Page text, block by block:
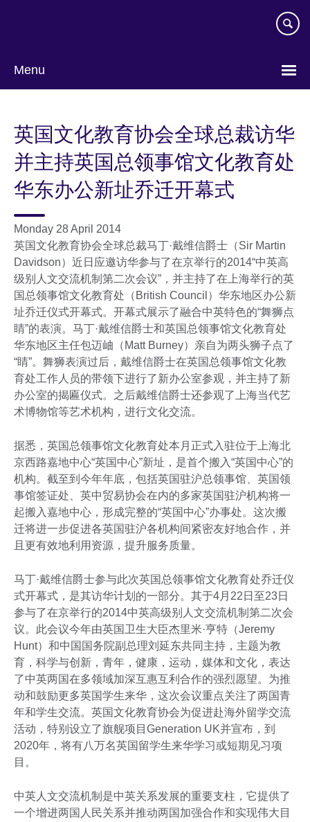
Menu
language
英国文化教育协会全球总裁访华
并主持英国总领事馆文化教育处
华东办公新址乔迁开幕式
Monday 28 April 2014
英国文化教育协会全球总裁马丁·戴维信爵士（Sir Martin
Davidson）近日应邀访华参与了在京举行的2014“中英高
级别人文交流机制第二次会议”，并主持了在上海举行的英
国总领事馆文化教育处（British Council）华东地区办公新
址乔迁仪式开幕式。开幕式展示了融合中英特色的“舞狮点
睛”的表演。马丁·戴维信爵士和英国总领事馆文化教育处
华东地区主任包迈岫（Matt Burney）亲自为两头狮子点了
“睛”。舞狮表演过后，戴维信爵士在英国总领事馆文化教
育处工作人员的带领下进行了新办公室参观，并主持了新
办公室的揭匾仪式。之后戴维信爵士还参观了上海当代艺
术博物馆等艺术机构，进行文化交流。
据悉，英国总领事馆文化教育处本月正式入驻位于上海北
京西路嘉地中心“英国中心”新址，是首个搬入“英国中心”的
机构。截至到今年年底，包括英国驻沪总领事馆、英国领
事馆签证处、英中贸易协会在内的多家英国驻沪机构将一
起搬入嘉地中心，形成完整的“英国中心”办事处。这次搬
迁将进一步促进各英国驻沪各机构间紧密友好地合作，并
且更有效地利用资源，提升服务质量。
马丁·戴维信爵士参与此次英国总领事馆文化教育处乔迁仪
式开幕式，是其访华计划的一部分。其于4月22日至23日
参与了在京举行的2014中英高级别人文交流机制第二次会
议。此会议今年由英国卫生大臣杰里米·亨特（Jeremy
Hunt）和中国国务院副总理刘延东共同主持，主题为教
育，科学与创新，青年，健康，运动，媒体和文化，表达
了中英两国在多领域加深互惠互利合作的强烈愿望。为推
动和鼓励更多英国学生来华，这次会议重点关注了两国青
年和学生交流。英国文化教育协会为促进赴海外留学交流
活动，特别设立了旗舰项目Generation UK并宣布，到
2020年，将有八万名英国留学生来华学习或短期见习项
目。
中英人文交流机制是中英关系发展的重要支柱，它提供了
一个增进两国人民关系并推动两国加强合作和实现伟大目